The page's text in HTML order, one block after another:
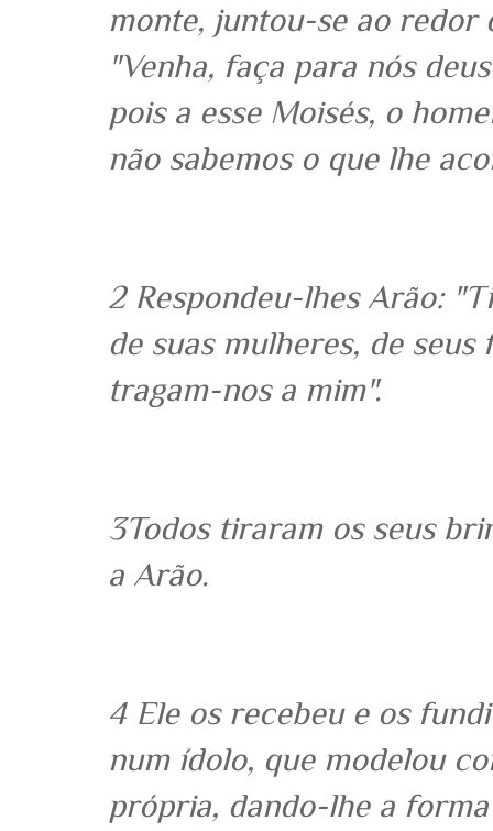
monte, juntou-se ao redor
"Venha, faça para nós
pois a esse Moi­sés, o
não sabemos o que lhe
2 Respondeu-lhes Arão:
de suas mulheres, de
tragam-nos a mim".
3Todos tiraram os seus
a Arão.
4 Ele os recebeu e os
num ídolo, que modelou
própria, dando-lhe a